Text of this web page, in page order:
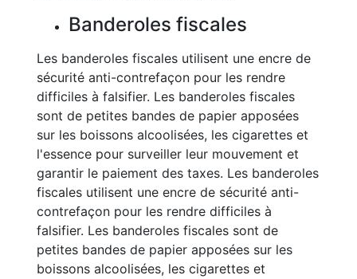
Banderoles fiscales
Les banderoles fiscales utilisent une encre de
sécurité anti-contrefaçon pour les rendre
difficiles à falsifier. Les banderoles fiscales
sont de petites bandes de papier apposées
sur les boissons alcoolisées, les cigarettes et
l'essence pour surveiller leur mouvement et
garantir le paiement des taxes. Les banderoles
fiscales utilisent une encre de sécurité anti-
contrefaçon pour les rendre difficiles à
falsifier. Les banderoles fiscales sont de
petites bandes de papier apposées sur les
boissons alcoolisées, les cigarettes et